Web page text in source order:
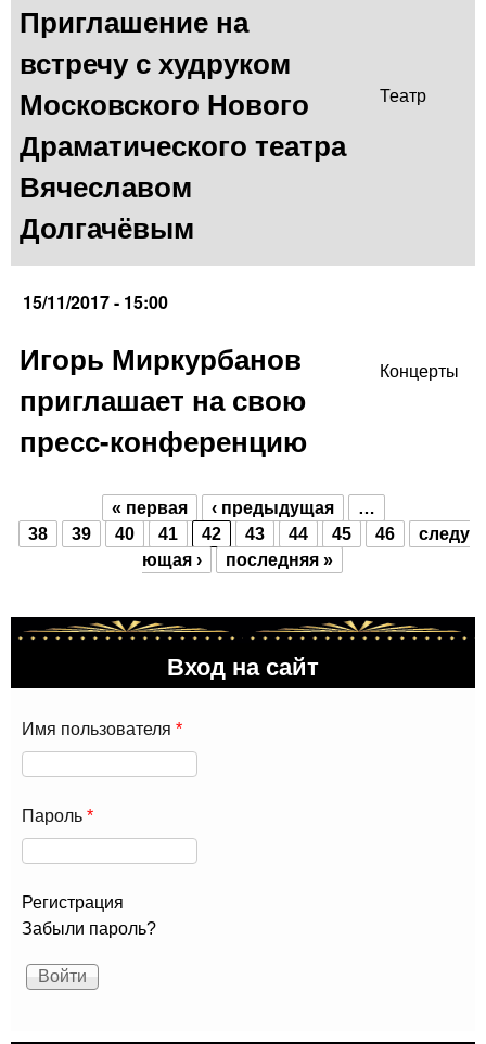
Приглашение на
встречу с худруком
Московского Нового
Драматического театра
Вячеславом
Долгачёвым
Театр
15/11/2017 - 15:00
Игорь Миркурбанов
приглашает на свою
пресс-конференцию
Концерты
Страницы
« первая ‹ предыдущая
…
38
39 40 41 42 43 44 45 46
следу
ющая ›
последняя »
Вход на сайт
Имя пользователя *
Пароль *
Регистрация
Забыли пароль?